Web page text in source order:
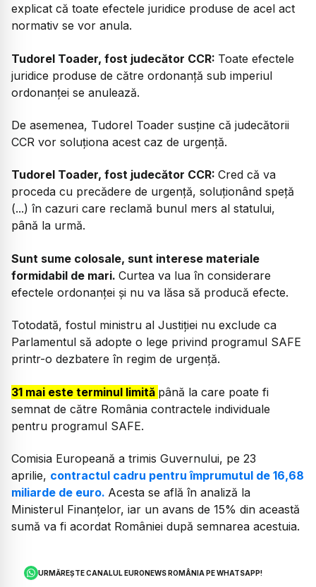
explicat că toate efectele juridice produse de acel act
normativ se vor anula.
Tudorel Toader, fost judecător CCR: Toate efectele
juridice produse de către ordonanță sub imperiul
ordonanței se anulează.
De asemenea, Tudorel Toader susține că judecătorii
CCR vor soluționa acest caz de urgență.
Tudorel Toader, fost judecător CCR: Cred că va
proceda cu precădere de urgență, soluționând speță
(...) în cazuri care reclamă bunul mers al statului,
până la urmă.
Sunt sume colosale, sunt interese materiale
formidabil de mari. Curtea va lua în considerare
efectele ordonanței și nu va lăsa să producă efecte.
Totodată, fostul ministru al Justiției nu exclude ca
Parlamentul să adopte o lege privind programul SAFE
printr-o dezbatere în regim de urgență.
31 mai este terminul limită până la care poate fi
semnat de către România contractele individuale
pentru programul SAFE.
Comisia Europeană a trimis Guvernului, pe 23
aprilie, contractul cadru pentru împrumutul de 16,68
miliarde de euro. Acesta se află în analiză la
Ministerul Finanțelor, iar un avans de 15% din această
sumă va fi acordat României după semnarea acestuia.
URMĂREȘTE CANALUL EURONEWS ROMÂNIA PE WHATSAPP!